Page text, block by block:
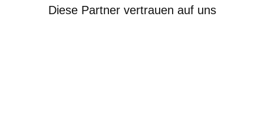
Diese Partner vertrauen auf uns